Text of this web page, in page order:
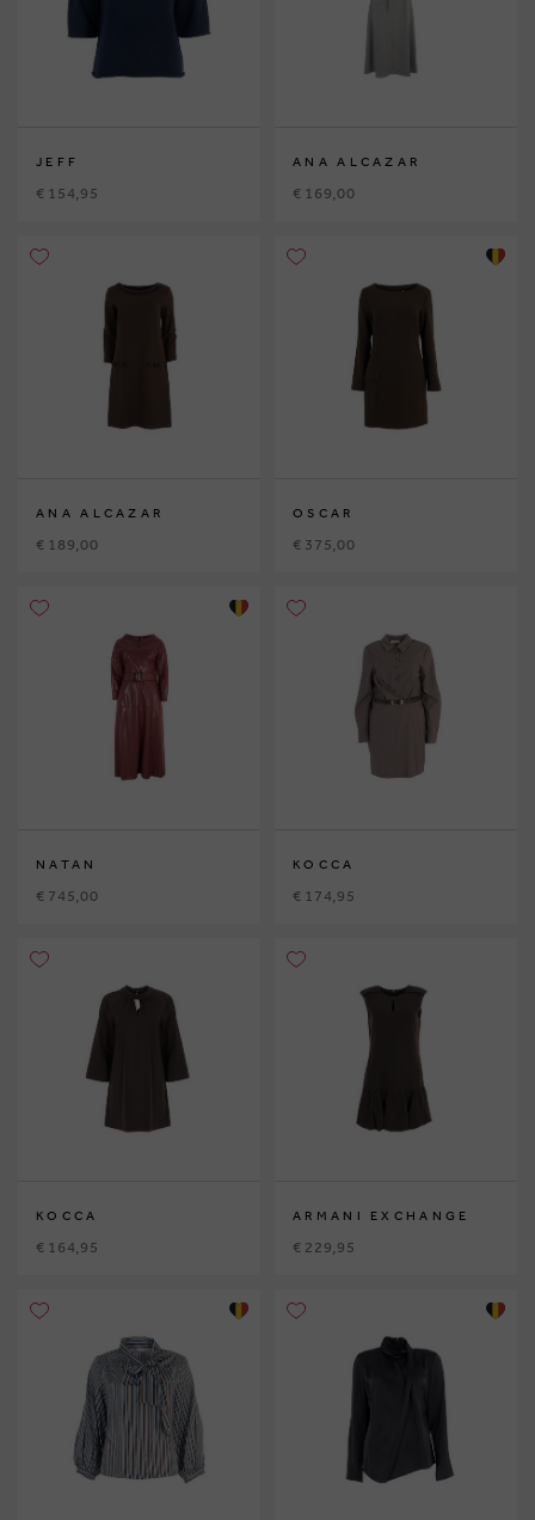
JEFF
€ 154,95
ANA ALCAZAR
€ 169,00
ANA ALCAZAR
€ 189,00
OSCAR
€ 375,00
NATAN
€ 745,00
KOCCA
€ 174,95
KOCCA
€ 164,95
ARMANI EXCHANGE
€ 229,95